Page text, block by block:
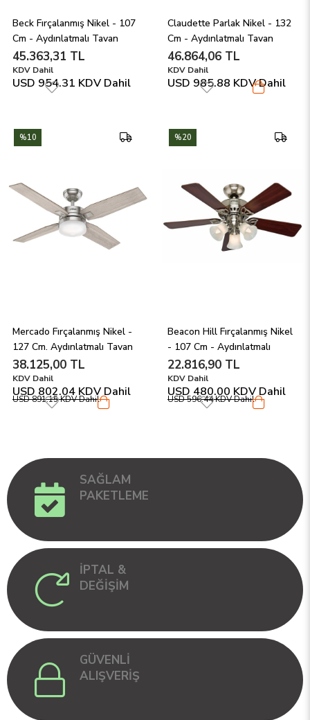
Beck Fırçalanmış Nikel - 107
Cm - Aydınlatmalı Tavan
Vantilatörü
45.363,31 TL
KDV Dahil
USD 954.31 KDV Dahil
Claudette Parlak Nikel - 132
Cm - Aydınlatmalı Tavan
Vantilatörü
46.864,06 TL
KDV Dahil
USD 985.88 KDV Dahil
Mercado Fırçalanmış Nikel -
127 Cm. Aydınlatmalı Tavan
Vantilatörü
38.125,00 TL
KDV Dahil
USD 802.04 KDV Dahil
USD 891.15KDV Dahil
%10
Beacon Hill Fırçalanmış Nikel
- 107 Cm - Aydınlatmalı
Tavan Vantilatörü
22.816,90 TL
KDV Dahil
USD 480.00 KDV Dahil
USD 596.44KDV Dahil
%20
SAĞLAM
PAKETLEME
İPTAL &
DEĞİŞİM
GÜVENLİ
ALIŞVERİŞ